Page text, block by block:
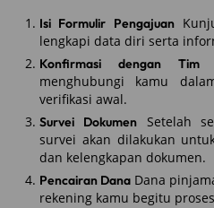
Isi Formulir Pengajuan
lengkapi data diri serta
Konfirmasi dengan Tim
menghubungi kamu
verifikasi awal.
Survei DokumenSetelah
survei akan dilakukan
dan kelengkapan dokumen.
Pencairan Dana Dana
rekening kamu begitu